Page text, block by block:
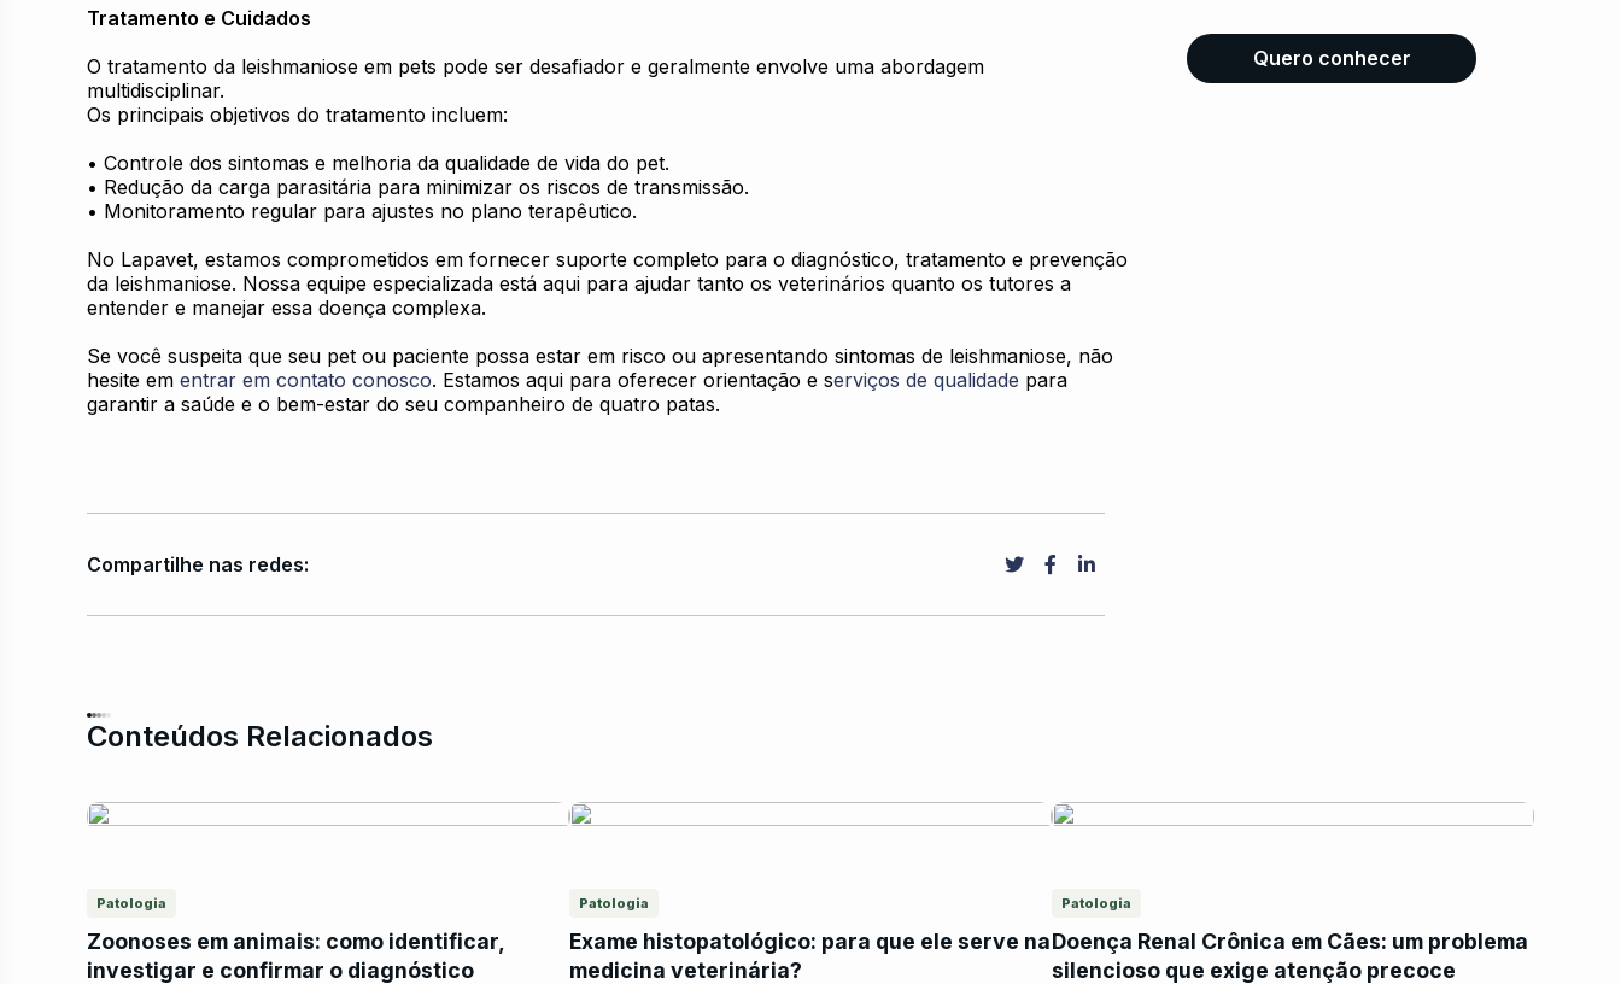
Tratamento e Cuidados
O tratamento da leishmaniose em pets pode ser desafiador e geralmente envolve uma abordagem
multidisciplinar.
Os principais objetivos do tratamento incluem:
• Controle dos sintomas e melhoria da qualidade de vida do pet.
• Redução da carga parasitária para minimizar os riscos de transmissão.
• Monitoramento regular para ajustes no plano terapêutico.
No Lapavet, estamos comprometidos em fornecer suporte completo para o diagnóstico, tratamento e prevenção
da leishmaniose. Nossa equipe especializada está aqui para ajudar tanto os veterinários quanto os tutores a
entender e manejar essa doença complexa.
Se você suspeita que seu pet ou paciente possa estar em risco ou apresentando sintomas de leishmaniose, não
hesite em entrar em contato conosco. Estamos aqui para oferecer orientação e serviços de qualidade para
garantir a saúde e o bem-estar do seu companheiro de quatro patas.
Compartilhe nas redes:
Quero conhecer
Conteúdos Relacionados
Patologia
Zoonoses em animais: como identificar,
investigar e confirmar o diagnóstico
Patologia
Exame histopatológico: para que ele serve na
medicina veterinária?
Patologia
Doença Renal Crônica em Cães: um problema
silencioso que exige atenção precoce